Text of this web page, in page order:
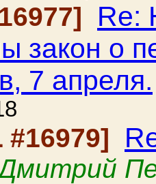
Re:
закон о
7 апреля.
#16979]